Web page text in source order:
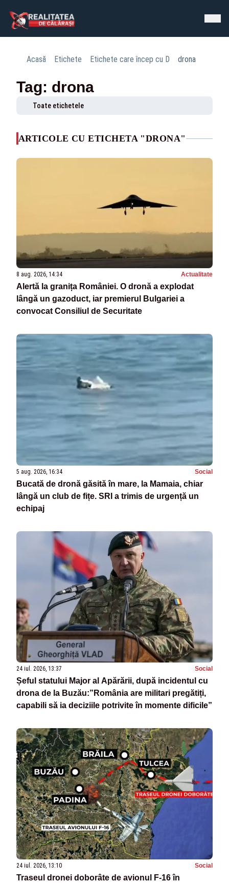
Acasă Etichete Etichete care încep cu D drona
Tag: drona
Toate etichetele
ARTICOLE CU ETICHETA "DRONA"
8 aug. 2026, 14:34 Actualitate
Alertă la granița României. O dronă a explodat
lângă un gazoduct, iar premierul Bulgariei a
convocat Consiliul de Securitate
5 aug. 2026, 16:34 Social
Bucată de dronă găsită în mare, la Mamaia, chiar
lângă un club de fițe. SRI a trimis de urgență un
echipaj
24 iul. 2026, 13:37 Social
Șeful statului Major al Apărării, după incidentul cu
drona de la Buzău:”România are militari pregătiți,
capabili să ia deciziile potrivite în momente dificile”
24 iul. 2026, 13:10 Social
Traseul dronei doborâte de avionul F-16 în